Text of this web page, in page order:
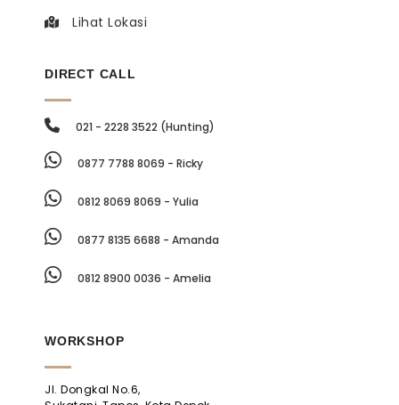
Lihat Lokasi
DIRECT CALL
021 - 2228 3522 (Hunting)
0877 7788 8069 - Ricky
0812 8069 8069 - Yulia
0877 8135 6688 - Amanda
0812 8900 0036 - Amelia
WORKSHOP
Jl. Dongkal No.6,